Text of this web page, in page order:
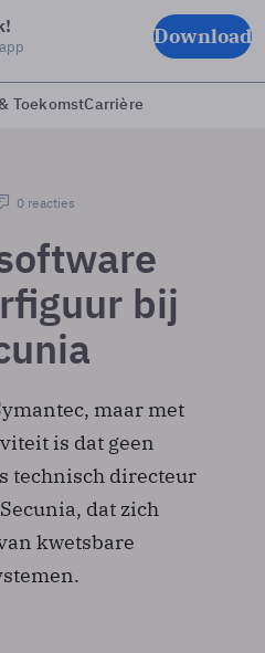
Download
ToekomstCarrière
0 reacties
bij
maar met
is dat geen
technisch directeur
dat zich
kwetsbare